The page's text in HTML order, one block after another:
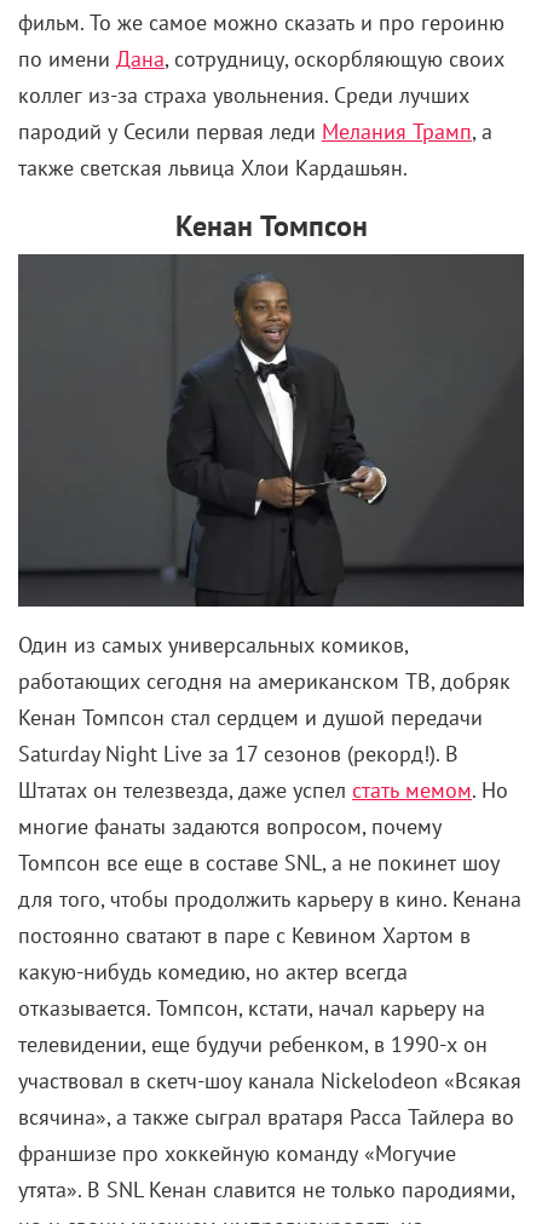
фильм. То же самое можно сказать и про героиню
по имени Дана, сотрудницу, оскорбляющую своих
коллег из-за страха увольнения. Среди лучших
пародий у Сесили первая леди Мелания Трамп, а
также светская львица Хлои Кардашьян.
Кенан Томпсон
Один из самых универсальных комиков,
работающих сегодня на американском ТВ, добряк
Кенан Томпсон стал сердцем и душой передачи
Saturday Night Live за 17 сезонов (рекорд!). В
Штатах он телезвезда, даже успел стать мемом. Но
многие фанаты задаются вопросом, почему
Томпсон все еще в составе SNL, а не покинет шоу
для того, чтобы продолжить карьеру в кино. Кенана
постоянно сватают в паре с Кевином Хартом в
какую-нибудь комедию, но актер всегда
отказывается. Томпсон, кстати, начал карьеру на
телевидении, еще будучи ребенком, в 1990-х он
участвовал в скетч-шоу канала Nickelodeon «Всякая
всячина», а также сыграл вратаря Расса Тайлера во
франшизе про хоккейную команду «Могучие
утята». В SNL Кенан славится не только пародиями,